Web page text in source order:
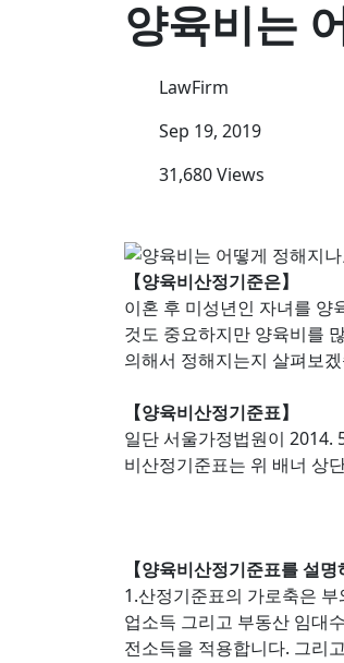
양육비는
LawFirm
Sep 19, 2019
31,680 Views
【양육비산정기준은】
이혼 후 미성년인 자녀를 양
것도 중요하지만 양육비를
의해서 정해지는지 살펴보
【양육비산정기준표】
일단 서울가정법원이 2014.
비산정기준표는 위 배너 상
【양육비산정기준표를 설명
1.산정기준표의 가로축은
업소득 그리고 부동산 임대
전소득을 적용합니다. 그리